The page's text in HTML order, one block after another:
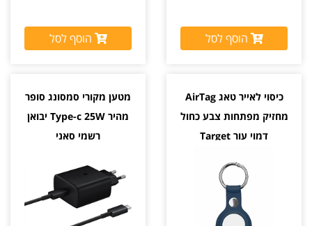
הוסף לסל הוסף לסל
כיסוי לאייר טאג AirTag
מחזיק מפתחות צבע כחול
דמוי עור Target
מטען מקורי סמסונג סופר
מהיר Type-c 25W יבואן
רשמי סאני